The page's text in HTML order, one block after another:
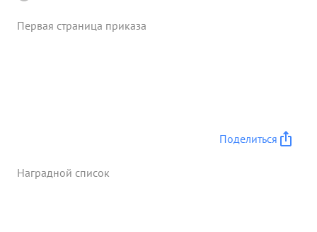
Первая страница приказа
Поделиться
Наградной список